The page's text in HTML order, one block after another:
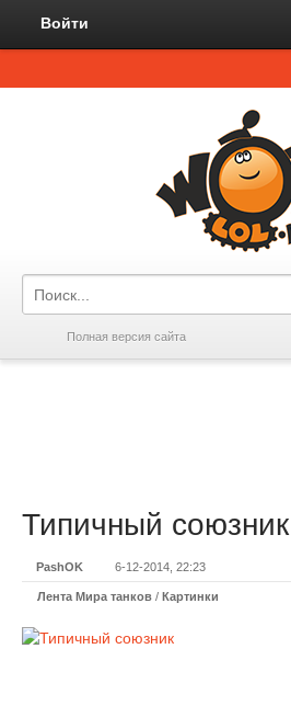
Войти
Полная версия сайта
Типичный союзник
PashOK 6-12-2014, 22:23
Лента Мира танков / Картинки